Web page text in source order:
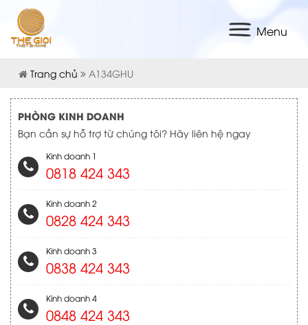
Menu
Trang chủ A134GHU
PHÒNG KINH DOANH
Bạn cần sự hỗ trợ từ chúng tôi? Hãy liên hệ ngay
Kinh doanh 1
0818 424 343
Kinh doanh 2
0828 424 343
Kinh doanh 3
0838 424 343
Kinh doanh 4
0848 424 343